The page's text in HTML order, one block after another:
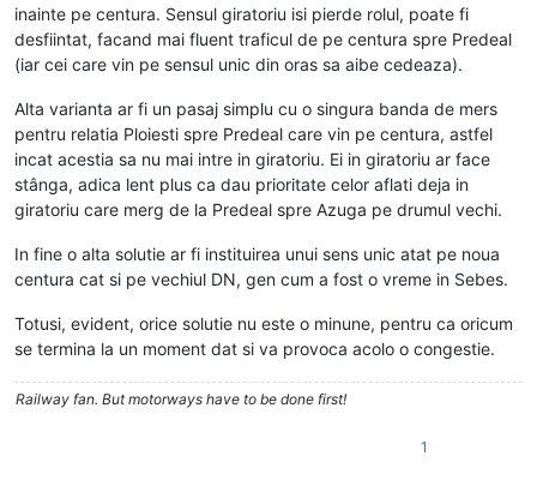
inainte pe centura. Sensul giratoriu isi pierde rolul, poate fi
desfiintat, facand mai fluent traficul de pe centura spre Predeal
(iar cei care vin pe sensul unic din oras sa aibe cedeaza).
Alta varianta ar fi un pasaj simplu cu o singura banda de mers
pentru relatia Ploiesti spre Predeal care vin pe centura, astfel
incat acestia sa nu mai intre in giratoriu. Ei in giratoriu ar face
stânga, adica lent plus ca dau prioritate celor aflati deja in
giratoriu care merg de la Predeal spre Azuga pe drumul vechi.
In fine o alta solutie ar fi instituirea unui sens unic atat pe noua
centura cat si pe vechiul DN, gen cum a fost o vreme in Sebes.
Totusi, evident, orice solutie nu este o minune, pentru ca oricum
se termina la un moment dat si va provoca acolo o congestie.
Railway fan. But motorways have to be done first!
1